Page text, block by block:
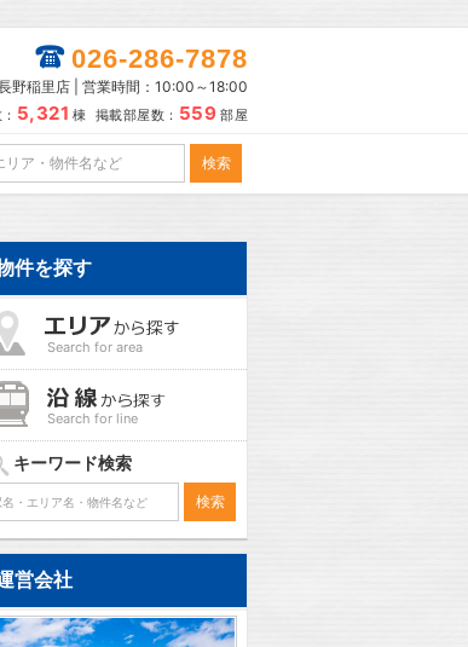
026-286-7878
野稲里店 | 営業時間：10:00～18:00
5,321 棟 掲載部屋数： 559 部屋
件を探す
Search for area
Search for line
キーワード検索
営会社